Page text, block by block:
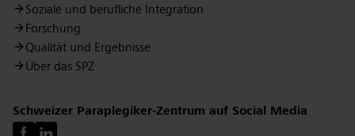
Soziale und berufliche Integration
Forschung
Qualität und Ergebnisse
Über das SPZ
Schweizer Paraplegiker-Zentrum auf Social Media